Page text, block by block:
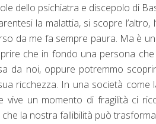
dello psichiatra e discepolo di
la malattia, si scopre l’altro,
da me fa sempre paura. Ma è
che in fondo una persona
da noi, oppure potremmo
ricchezza. In una società come
vive un momento di fragilità ci
la nostra fallibilità può